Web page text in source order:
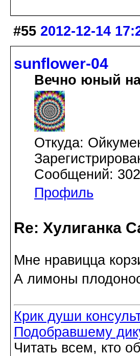
#55 2012-12-14
sunflower-04
Вечно юный
Откуда:
Сообщений:
Профиль
Re: Хулиганка
Мне нравицца
А лимоны
Крик души
Подобравшему
Читать всем, кто